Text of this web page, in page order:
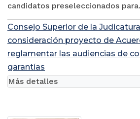
candidatos preseleccionados
Consejo Superior de la
consideración proyecto de
reglamentar las audiencias de
garantías
Más detalles